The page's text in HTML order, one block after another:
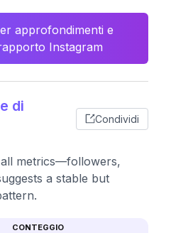
approfondimenti e
Instagram
di
Condividi
metrics—followers,
a stable but
CONTEGGIO